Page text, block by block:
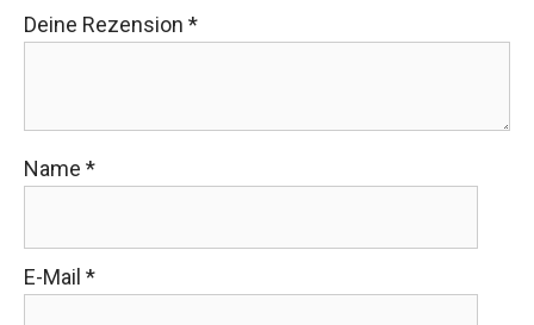
Deine Rezension *
Name *
E-Mail *